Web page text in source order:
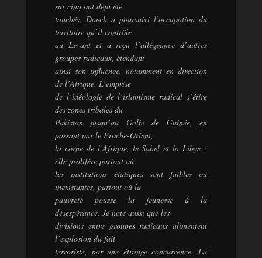
sur cinq ont déjà été
touchés. Daech a poursuivi l’occupation du
territoire qu’il contrôle
au Levant et a reçu l’allégeance d’autres
groupes radicaux, étendant
ainsi son influence, notamment en direction
de l’Afrique. L’emprise
de l’idéologie de l’islamisme radical s’étire
des zones tribales du
Pakistan jusqu’au Golfe de Guinée, en
passant par le Proche-Orient,
la corne de l’Afrique, le Sahel et la Libye ;
elle prolifère partout où
les institutions étatiques sont faibles ou
inexistantes, partout où la
pauvreté pousse la jeunesse à la
désespérance. Je note aussi que les
divisions entre groupes radicaux alimentent
l’explosion du fait
terroriste, par une étrange concurrence. La